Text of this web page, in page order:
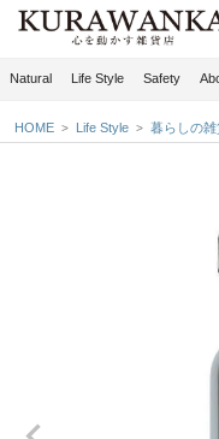
Natural Life Style Safety
HOME Life Style 暮らしの雑